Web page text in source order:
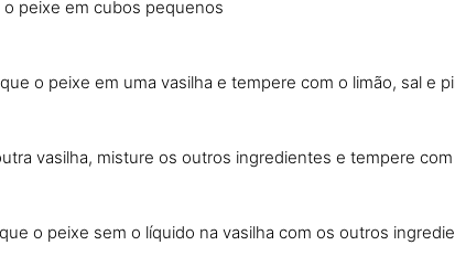
o peixe em cubos pequenos
o peixe em uma vasilha e tempere com o limão, sal e
vasilha, misture os outros ingredientes e tempere
o peixe sem o líquido na vasilha com os outros